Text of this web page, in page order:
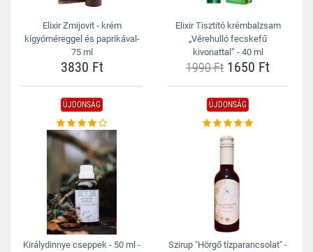
Elixir Zmijovit - krém
kígyóméreggel és paprikával-
75 ml
3830 Ft
Elixir Tisztitó krémbalzsam
„Vérehulló fecskefű
kivonattal” - 40 ml
1990 Ft 1650 Ft
ÚJDONSÁG
Királydinnye cseppek - 50 ml -
ÚJDONSÁG
Szirup "Hörgő tízparancsolat" -